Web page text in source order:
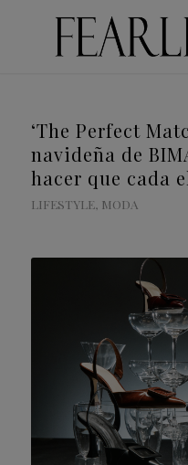
‘The Perfect
navideña de
hacer que cada
LIFESTYLE, MODA